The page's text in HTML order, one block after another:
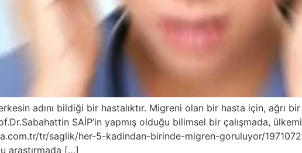
adını bildiği bir hastalıktır. Migreni olan bir hasta için, ağrı
SAİP’in yapmış olduğu bilimsel bir çalışmada,
tr/saglik/her-5-kadindan-birinde-migren-goruluyor/
araştırmada […]